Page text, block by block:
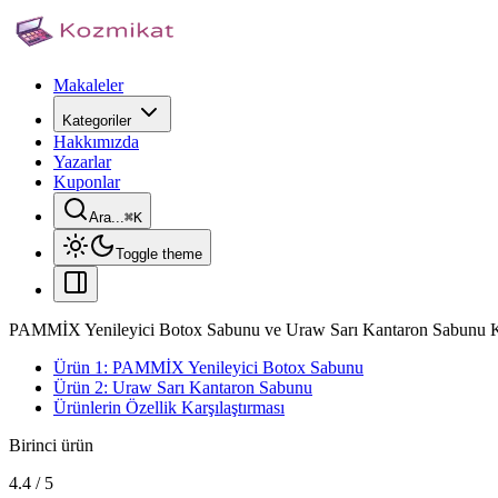
Makaleler
Kategoriler
Hakkımızda
Yazarlar
Kuponlar
Ara...⌘K
Toggle theme
PAMMİX Yenileyici Botox Sabunu ve Uraw Sarı Kantaron Sabunu
Ürün 1: PAMMİX Yenileyici Botox Sabunu
Ürün 2: Uraw Sarı Kantaron Sabunu
Ürünlerin Özellik Karşılaştırması
Birinci ürün
4.4 / 5